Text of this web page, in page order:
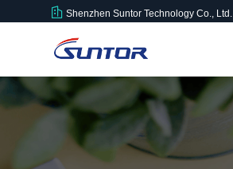
Shenzhen Suntor Technology Co., Ltd.